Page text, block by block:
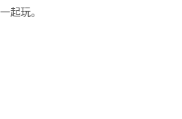
起玩。